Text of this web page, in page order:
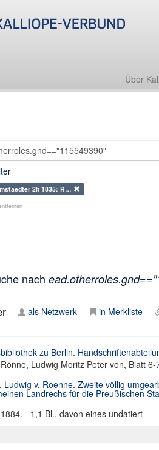
Über
2h 1835: R…
nach
als Netzwerk in Merkliste
zu Berlin.
Ludwig Moritz Peter von, Blatt 6-
Ludwig v. Roenne. Zweite völlig
Landrechs für die Preußischen
- 1,1 Bl., davon eines undatiert